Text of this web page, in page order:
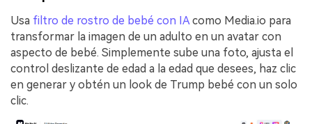
Usa filtro de rostro de bebé con IAcomo Media.io para
transformar la imagen de un adulto en un avatar con
aspecto de bebé. Simplemente sube una foto, ajusta el
control deslizante de edad a la edad que desees, haz clic
en generar y obtén un look de Trump bebé con un solo
clic.